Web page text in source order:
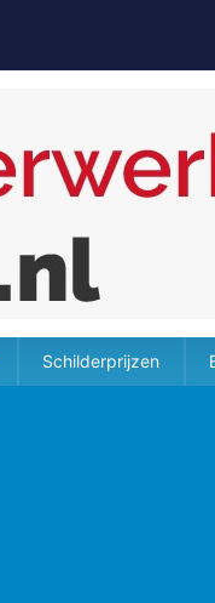
Schilderprijzen